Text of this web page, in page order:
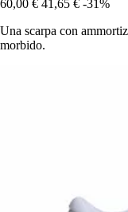
60,00 € 41,65 € -31%
Una scarpa con
morbido.